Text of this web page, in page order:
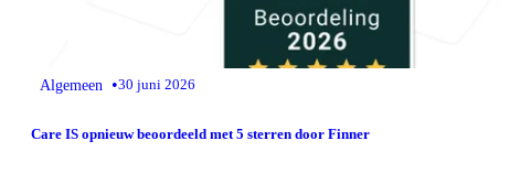
Algemeen •30 juni 2026
Care IS opnieuw beoordeeld met 5 sterren door Finner